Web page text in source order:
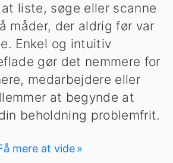
liste, søge eller scanne
måder, der aldrig før var
Enkel og intuitiv
gør det nemmere for
medarbejdere eller
at begynde at
beholdning problemfrit.
mere at vide